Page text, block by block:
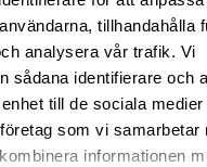
tillhandahålla
analysera vår trafik. Vi
sådana identifierare och
till de sociala medier
som vi samarbetar
informationen